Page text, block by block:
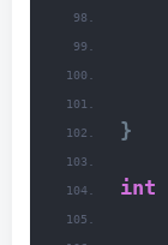
}
int